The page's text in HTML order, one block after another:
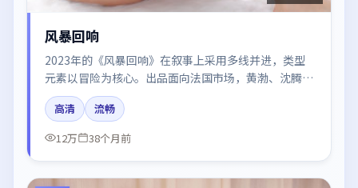
风暴回响
2023年的《风暴回响》在叙事上采用多线并进，类型
元素以冒险为核心。出品面向法国市场，黄渤、沈腾、
王凯所饰角色推动关键反转，结尾留白引发讨论。
高清
流畅
12万
38个月前